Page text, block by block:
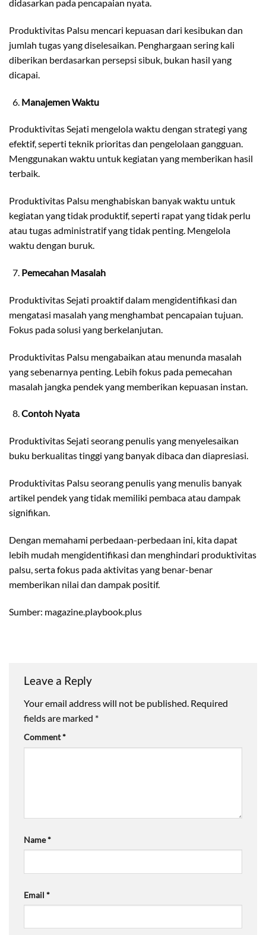
didasarkan pada pencapaian nyata.
Produktivitas Palsu mencari kepuasan dari kesibukan dan
jumlah tugas yang diselesaikan. Penghargaan sering kali
diberikan berdasarkan persepsi sibuk, bukan hasil yang
dicapai.
Manajemen Waktu
Produktivitas Sejati mengelola waktu dengan strategi yang
efektif, seperti teknik prioritas dan pengelolaan gangguan.
Menggunakan waktu untuk kegiatan yang memberikan hasil
terbaik.
Produktivitas Palsu menghabiskan banyak waktu untuk
kegiatan yang tidak produktif, seperti rapat yang tidak perlu
atau tugas administratif yang tidak penting. Mengelola
waktu dengan buruk.
Pemecahan Masalah
Produktivitas Sejati proaktif dalam mengidentifikasi dan
mengatasi masalah yang menghambat pencapaian tujuan.
Fokus pada solusi yang berkelanjutan.
Produktivitas Palsu mengabaikan atau menunda masalah
yang sebenarnya penting. Lebih fokus pada pemecahan
masalah jangka pendek yang memberikan kepuasan instan.
Contoh Nyata
Produktivitas Sejati seorang penulis yang menyelesaikan
buku berkualitas tinggi yang banyak dibaca dan diapresiasi.
Produktivitas Palsu seorang penulis yang menulis banyak
artikel pendek yang tidak memiliki pembaca atau dampak
signifikan.
Dengan memahami perbedaan-perbedaan ini, kita dapat
lebih mudah mengidentifikasi dan menghindari produktivitas
palsu, serta fokus pada aktivitas yang benar-benar
memberikan nilai dan dampak positif.
Sumber: magazine.playbook.plus
Leave a Reply
Your email address will not be published. Required
fields are marked *
Comment*
Name*
Email *